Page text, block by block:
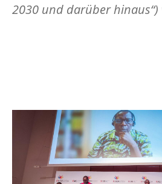
2030 und darüber hinaus“)